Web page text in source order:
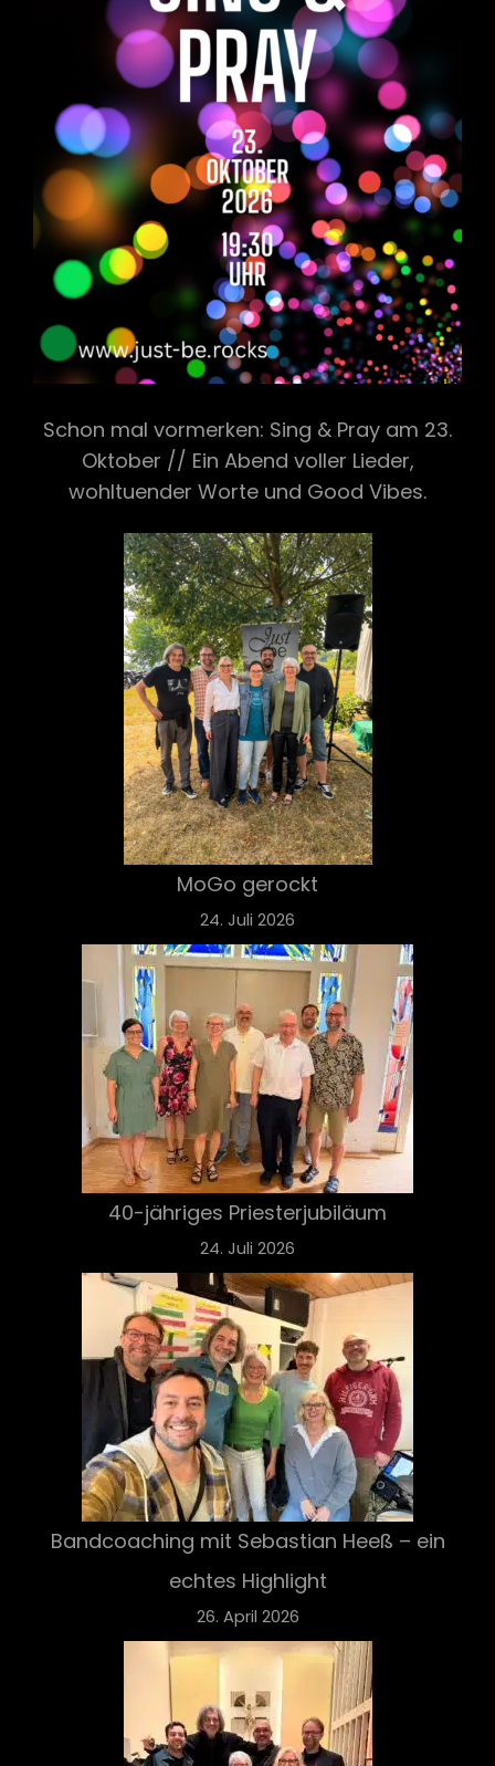
Schon mal vormerken: Sing & Pray am 23.
Oktober // Ein Abend voller Lieder,
wohltuender Worte und Good Vibes.
MoGo gerockt
24. Juli 2026
40-jähriges Priesterjubiläum
24. Juli 2026
Bandcoaching mit Sebastian Heeß – ein
echtes Highlight
26. April 2026